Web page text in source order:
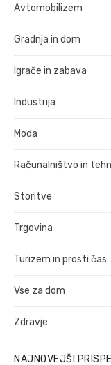
Avtomobilizem
Gradnja in dom
Igrače in zabava
Industrija
Moda
Računalništvo in
Storitve
Trgovina
Turizem in prosti čas
Vse za dom
Zdravje
NAJNOVEJŠI